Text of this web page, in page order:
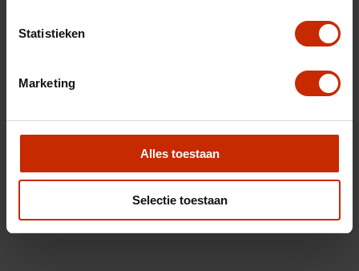
Statistieken
Marketing
Alles toestaan
Selectie toestaan